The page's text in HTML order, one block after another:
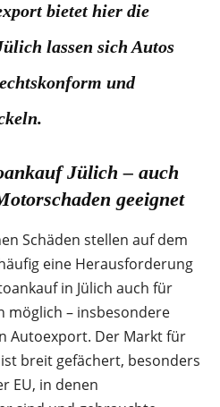
bietet hier die
lassen sich Autos
und
Jülich – auch
geeignet
Schäden stellen auf dem
eine Herausforderung
in Jülich auch für
möglich – insbesondere
Autoexport. Der Markt für
breit gefächert, besonders
EU, in denen